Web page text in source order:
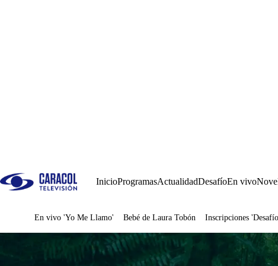
InicioProgramasActualidadDesafíoEn vivo
Juegos
En vivo 'Yo Me Llamo' Bebé de Laura Tobón Inscripciones